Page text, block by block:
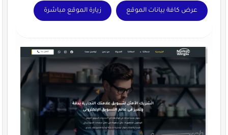
عرض كافة بيانات الموقع زيارة الموقع مباشرة